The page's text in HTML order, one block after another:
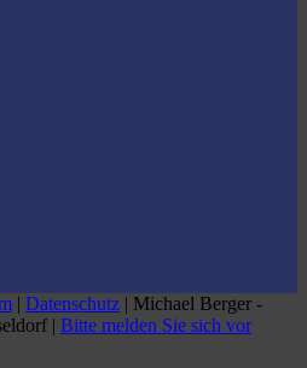
| Datenschutz | Michael Berger -
| Bitte melden Sie sich vor